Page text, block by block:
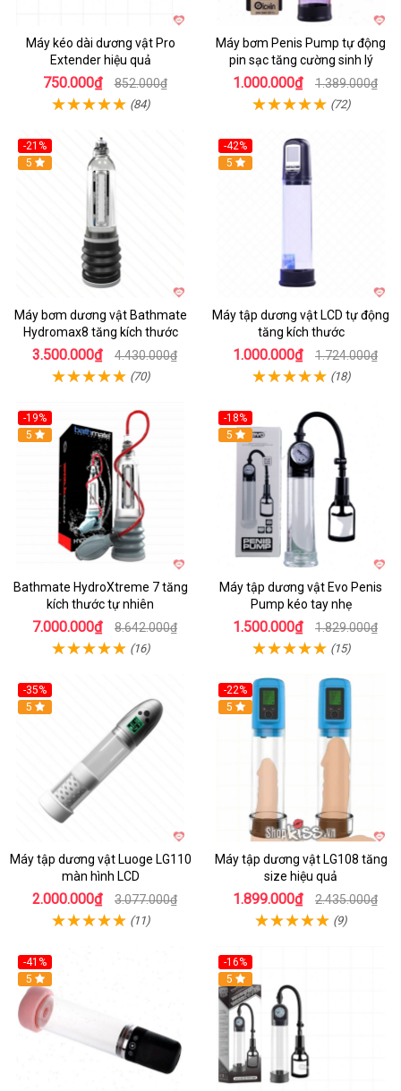
Máy kéo dài dương vật Pro
Extender hiệu quả
750.000₫ 852.000₫
(84)
Máy bơm Penis Pump tự động
pin sạc tăng cường sinh lý
1.000.000₫ 1.389.000₫
(72)
-21%
Hot
5
Máy bơm dương vật Bathmate
Hydromax8 tăng kích thước
3.500.000₫ 4.430.000₫
(70)
-42%
Hot
5
Máy tập dương vật LCD tự động
tăng kích thước
1.000.000₫ 1.724.000₫
(18)
-19%
Hot
5
Bathmate HydroXtreme 7 tăng
kích thước tự nhiên
7.000.000₫ 8.642.000₫
(16)
-18%
Hot
5
Máy tập dương vật Evo Penis
Pump kéo tay nhẹ
1.500.000₫ 1.829.000₫
(15)
-35%
Hot
5
Máy tập dương vật Luoge LG110
màn hình LCD
2.000.000₫ 3.077.000₫
(11)
-22%
Hot
5
Máy tập dương vật LG108 tăng
size hiệu quả
1.899.000₫ 2.435.000₫
(9)
-41%
Hot
5
-16%
Hot
5